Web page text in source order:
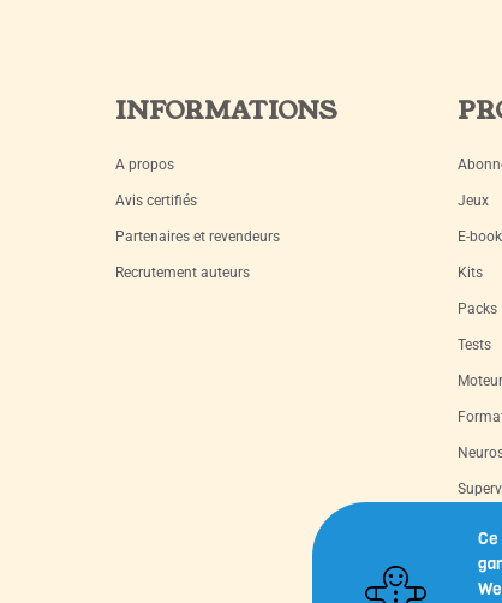
INFORMATIONS
A propos
Avis certifiés
Partenaires et revendeurs
Recrutement auteurs
Jeux
E-
Kits
Packs
Tests